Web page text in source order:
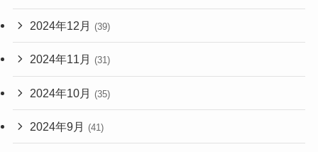
2024年12月 (39)
2024年11月 (31)
2024年10月 (35)
2024年9月 (41)